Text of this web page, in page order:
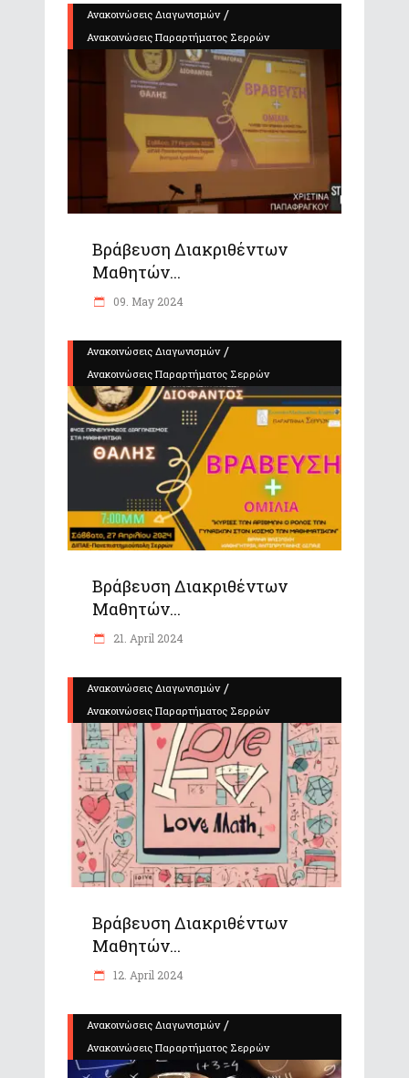
Ανακοινώσεις Διαγωνισμών/
Ανακοινώσεις Παραρτήματος Σερρών
Βράβευση Διακριθέντων
Μαθητών...
09. May 2024
Ανακοινώσεις Διαγωνισμών/
Ανακοινώσεις Παραρτήματος Σερρών
Βράβευση Διακριθέντων
Μαθητών...
21. April 2024
Ανακοινώσεις Διαγωνισμών/
Ανακοινώσεις Παραρτήματος Σερρών
Βράβευση Διακριθέντων
Μαθητών...
12. April 2024
Ανακοινώσεις Διαγωνισμών/
Ανακοινώσεις Παραρτήματος Σερρών